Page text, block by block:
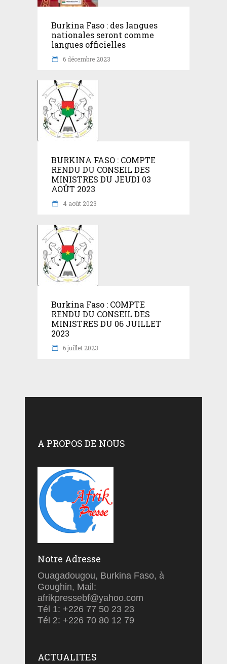
Burkina Faso : des langues
nationales seront comme
langues officielles
6 décembre 2023
BURKINA FASO : COMPTE
RENDU DU CONSEIL DES
MINISTRES DU JEUDI 03
AOÛT 2023
4 août 2023
Burkina Faso : COMPTE
RENDU DU CONSEIL DES
MINISTRES DU 06 JUILLET
2023
6 juillet 2023
A PROPOS DE NOUS
Notre Adresse
Ouagadougou, Burkina Faso, à
Goughin, Mail:
afrikpressebf@yahoo.com
Tél 1: +226 77 50 23 23
Tél 2: +226 70 80 12 79
ACTUALITES